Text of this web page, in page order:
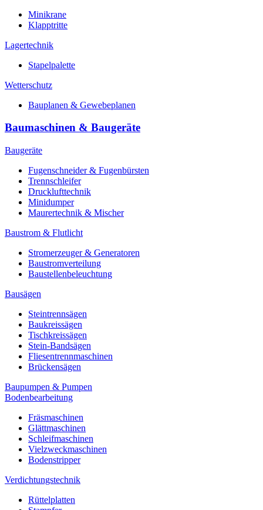
Minikrane
Klapptritte
Lagertechnik
Stapelpalette
Wetterschutz
Bauplanen & Gewebeplanen
Baumaschinen & Baugeräte
Baugeräte
Fugenschneider & Fugenbürsten
Trennschleifer
Drucklufttechnik
Minidumper
Maurertechnik & Mischer
Baustrom & Flutlicht
Stromerzeuger & Generatoren
Baustromverteilung
Baustellenbeleuchtung
Bausägen
Steintrennsägen
Baukreissägen
Tischkreissägen
Stein-Bandsägen
Fliesentrennmaschinen
Brückensägen
Baupumpen & Pumpen
Bodenbearbeitung
Fräsmaschinen
Glättmaschinen
Schleifmaschinen
Vielzweckmaschinen
Bodenstripper
Verdichtungstechnik
Rüttelplatten